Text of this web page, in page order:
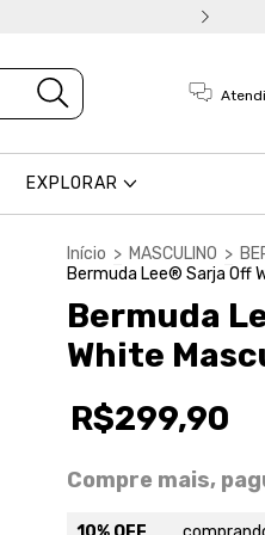
EXPLORAR
Início > MASCULINO >
Bermuda Lee® Sarja Off
Bermuda
White
R$299,90
Compre mais,